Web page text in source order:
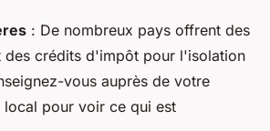
: De nombreux pays offrent des
des crédits d'impôt pour l'isolation
vous auprès de votre
local pour voir ce qui est